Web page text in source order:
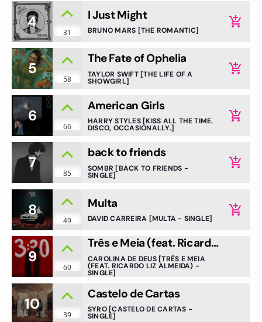
4
31
I Just Might
BRUNO MARS [THE ROMANTIC]
add_shopping_cart
5
58
The Fate of Ophelia
TAYLOR SWIFT [THE LIFE OF A
SHOWGIRL]
add_shopping_cart
6
66
American Girls
HARRY STYLES [KISS ALL THE TIME.
DISCO, OCCASIONALLY.]
add_shopping_cart
7
85
back to friends
SOMBR [BACK TO FRIENDS -
SINGLE]
add_shopping_cart
8
49
Multa
DAVID CARREIRA [MULTA - SINGLE]
add_shopping_cart
9
60
Três e Meia (feat. Ricardo
Liz Almeida)
CAROLINA DE DEUS [TRÊS E MEIA
(FEAT. RICARDO LIZ ALMEIDA) -
SINGLE]
10
39
Castelo de Cartas
SYRO [CASTELO DE CARTAS -
SINGLE]